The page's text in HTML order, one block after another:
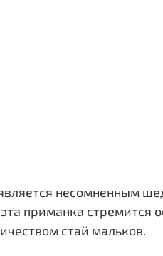
несомненным
приманка стремится
стай мальков.